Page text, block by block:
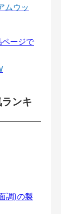
ムウッ
ンキ